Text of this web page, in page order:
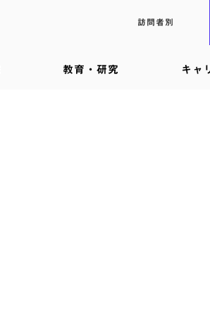
訪問者別
教育・研究 キャ